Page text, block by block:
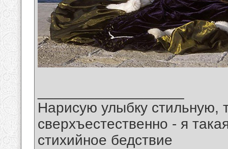
Нарисую улыбку стильную,
сверхъестественно - я
стихийное бедствие